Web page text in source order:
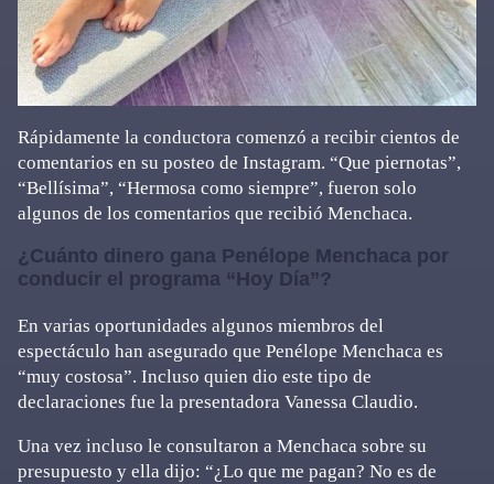
Rápidamente la conductora comenzó a recibir cientos de
comentarios en su posteo de Instagram. “Que piernotas”,
“Bellísima”, “Hermosa como siempre”, fueron solo
algunos de los comentarios que recibió Menchaca.
¿Cuánto dinero gana Penélope Menchaca por
conducir el programa “Hoy Día”?
En varias oportunidades algunos miembros del
espectáculo han asegurado que Penélope Menchaca es
“muy costosa”. Incluso quien dio este tipo de
declaraciones fue la presentadora Vanessa Claudio.
Una vez incluso le consultaron a Menchaca sobre su
presupuesto y ella dijo: “¿Lo que me pagan? No es de